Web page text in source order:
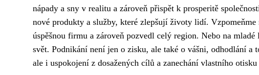
nápady a sny v realitu a zároveň přispět k prosperitě
nové produkty a služby, které zlepšují životy lidí.
úspěšnou firmu a zároveň pozvedl celý region. Nebo na
svět. Podnikání není jen o zisku, ale také o vášni, odhodlání a
ale i uspokojení z dosažených cílů a zanechání vlastního otisku